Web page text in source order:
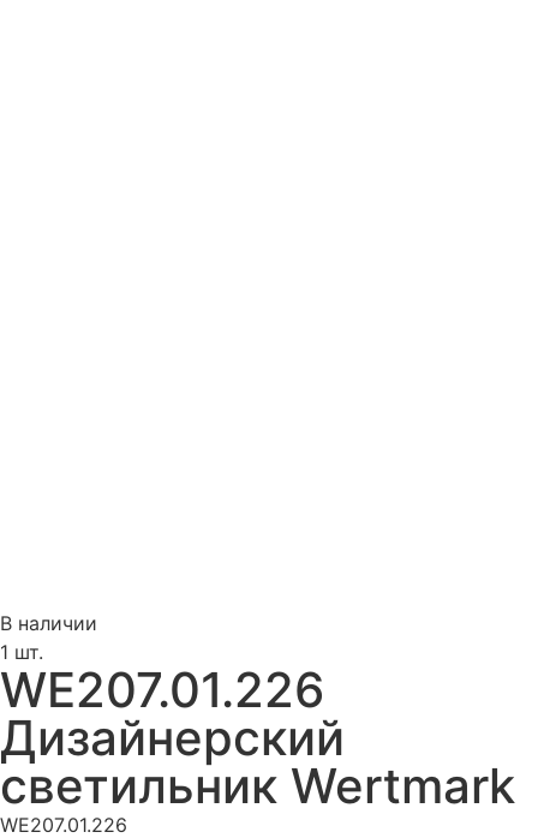
В наличии
1 шт.
WE207.01.226
Дизайнерский
светильник Wertmark
WE207.01.226